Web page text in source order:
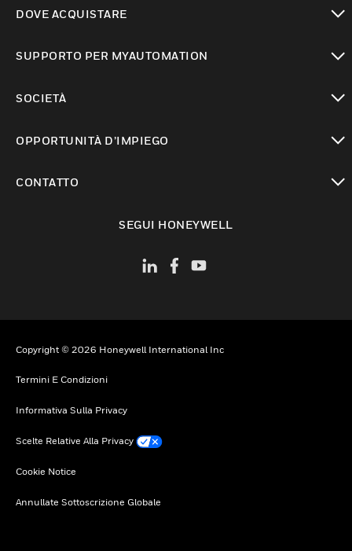
DOVE ACQUISTARE
SUPPORTO PER MYAUTOMATION
SOCIETÀ
OPPORTUNITÀ D’IMPIEGO
CONTATTO
SEGUI HONEYWELL
Copyright © 2026 Honeywell International Inc
Termini E Condizioni
Informativa Sulla Privacy
Scelte Relative Alla Privacy
Cookie Notice
Annullate Sottoscrizione Globale